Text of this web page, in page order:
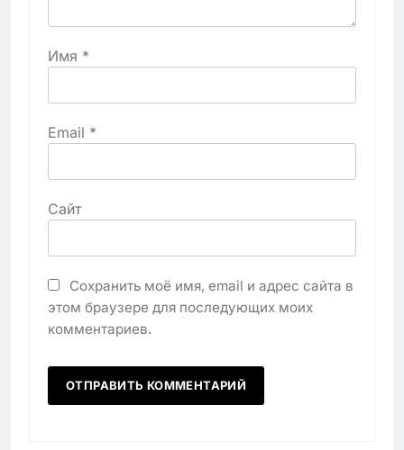
Имя *
Email *
Сайт
Сохранить моё имя, email и адрес сайта в
этом браузере для последующих моих
комментариев.